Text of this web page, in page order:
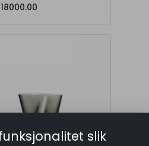
slik